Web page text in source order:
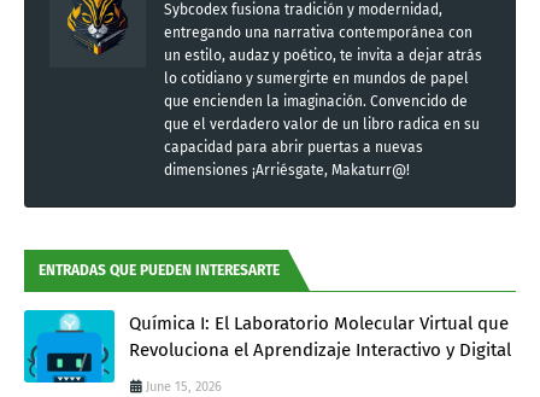
Sybcodex fusiona tradición y modernidad,
entregando una narrativa contemporánea con
un estilo, audaz y poético, te invita a dejar atrás
lo cotidiano y sumergirte en mundos de papel
que encienden la imaginación. Convencido de
que el verdadero valor de un libro radica en su
capacidad para abrir puertas a nuevas
dimensiones ¡Arriésgate, Makaturr@!
ENTRADAS QUE PUEDEN INTERESARTE
Química I: El Laboratorio Molecular Virtual que
Revoluciona el Aprendizaje Interactivo y Digital
June 15, 2026